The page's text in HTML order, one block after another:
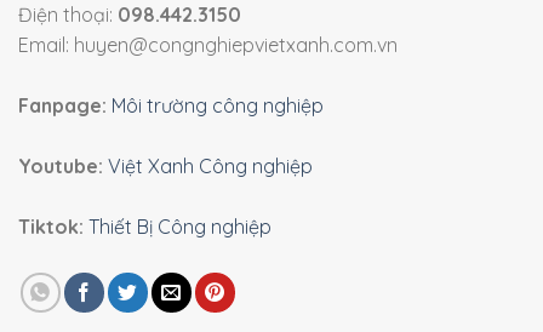
Điện thoại: 098.442.3150
Email: huyen@congnghiepvietxanh.com.vn
Fanpage: Môi trường công nghiệp
Youtube: Việt Xanh Công nghiệp
Tiktok: Thiết Bị Công nghiệp